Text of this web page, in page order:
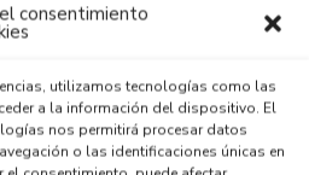
consentimiento
utilizamos tecnologías como las
a la información del dispositivo. El
nos permitirá procesar datos
o las identificaciones únicas en